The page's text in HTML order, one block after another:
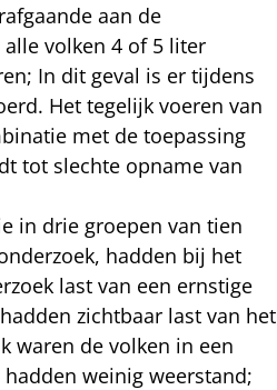
aan de
volken 4 of 5 liter
In dit geval is er tijdens
Het tegelijk voeren van
met de toepassing
tot slechte opname van
in drie groepen van tien
hadden bij het
last van een ernstige
zichtbaar last van het
waren de volken in een
weinig weerstand;